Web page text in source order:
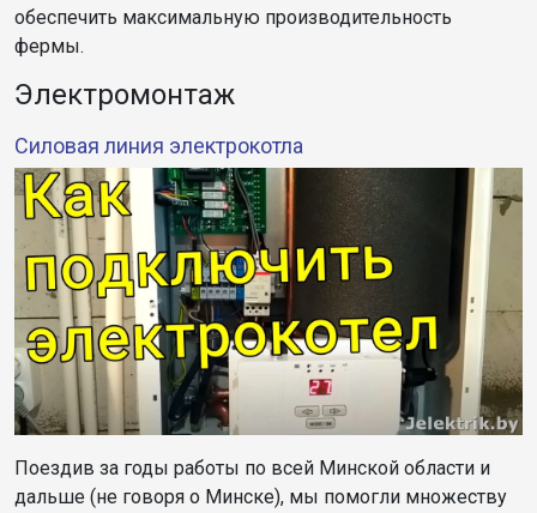
обеспечить максимальную производительность
фермы.
Электромонтаж
Силовая линия электрокотла
Поездив за годы работы по всей Минской области и
дальше (не говоря о Минске), мы помогли множеству